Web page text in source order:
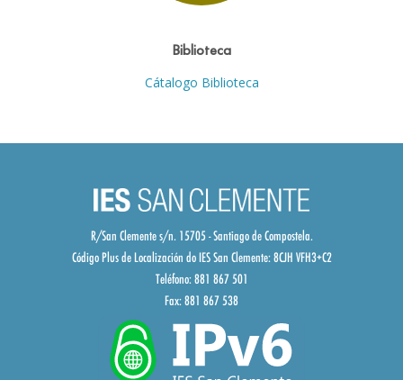
Biblioteca
Cátalogo Biblioteca
R/San Clemente s/n. 15705 - Santiago de Compostela.
Código Plus de Localización do IES San Clemente:8CJH VFH3+C2
Teléfono: 881 867 501
Fax: 881 867 538